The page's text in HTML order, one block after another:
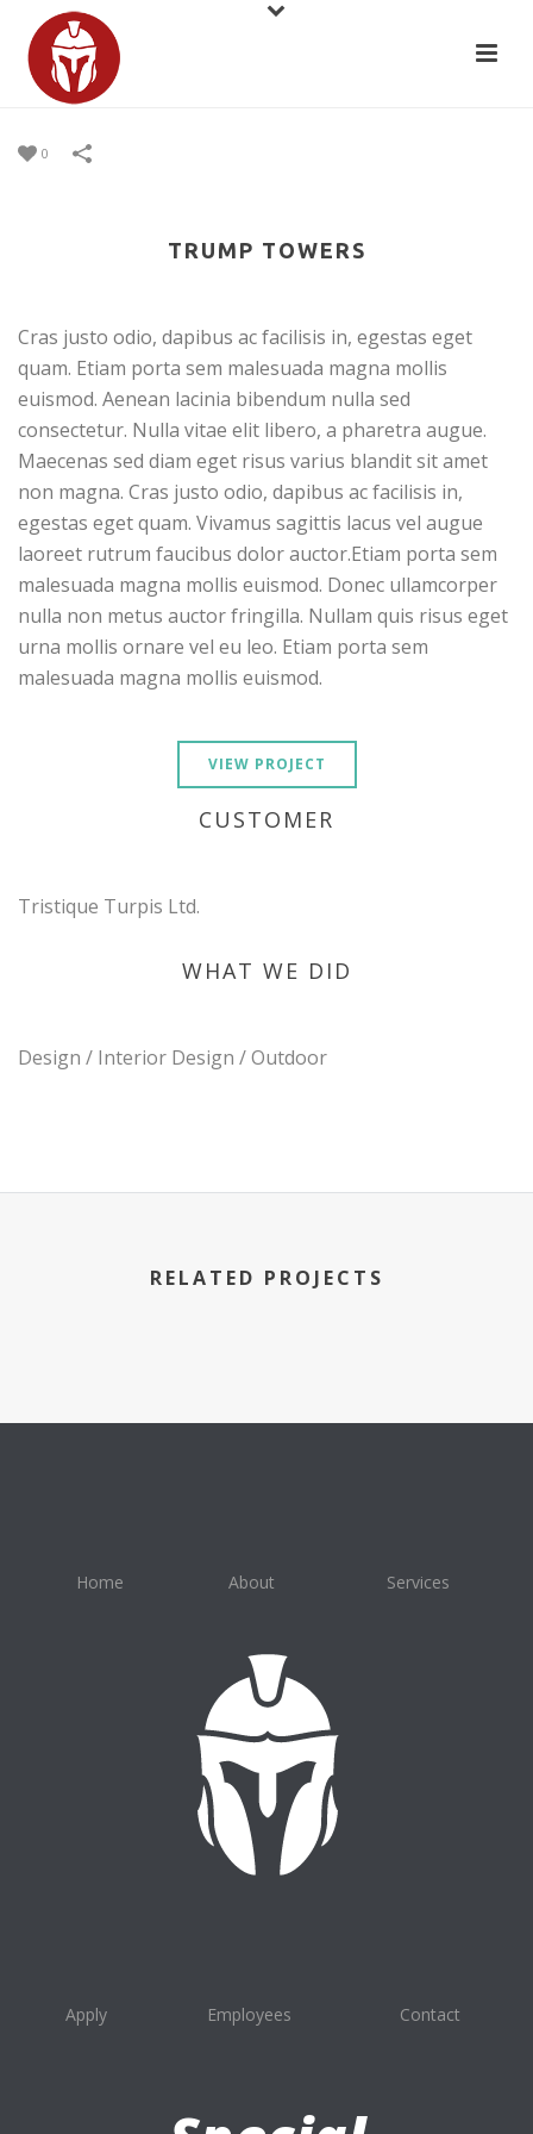
0
TRUMP TOWERS
Cras justo odio, dapibus ac facilisis in, egestas eget
quam. Etiam porta sem malesuada magna mollis
euismod. Aenean lacinia bibendum nulla sed
consectetur. Nulla vitae elit libero, a pharetra augue.
Maecenas sed diam eget risus varius blandit sit amet
non magna. Cras justo odio, dapibus ac facilisis in,
egestas eget quam. Vivamus sagittis lacus vel augue
laoreet rutrum faucibus dolor auctor.Etiam porta sem
malesuada magna mollis euismod. Donec ullamcorper
nulla non metus auctor fringilla. Nullam quis risus eget
urna mollis ornare vel eu leo. Etiam porta sem
malesuada magna mollis euismod.
VIEW PROJECT
CUSTOMER
Tristique Turpis Ltd.
WHAT WE DID
Design / Interior Design / Outdoor
RELATED PROJECTS
Home About Services
Apply Employees Contact